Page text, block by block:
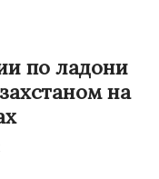
по ладони
на